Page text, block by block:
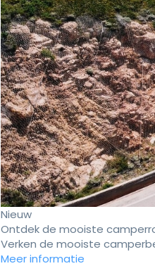
Nieuw
Ontdek de mooiste
Verken de mooiste
Meer informatie